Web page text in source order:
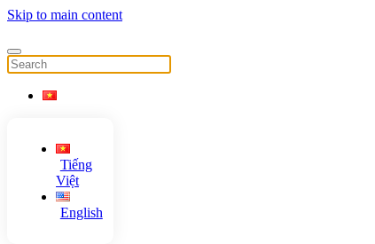
Skip to main content
Tiếng
Việt
English